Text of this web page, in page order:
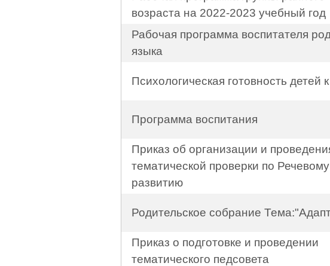
возраста на 2022-2023 учебный год
Рабочая программа воспитателя
языка
Психологическая готовность детей
Программа воспитания
Приказ об организации и
тематической проверки по Речевому
развитию
Родительское собрание
Приказ о подготовке и проведении
тематического педсовета